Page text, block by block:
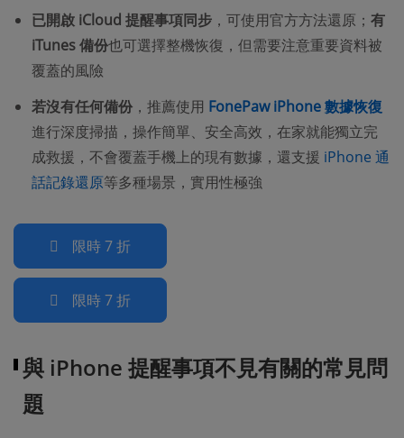
已開啟 iCloud 提醒事項同步 ，可使用官方方法還原； 有
iTunes 備份也可選擇整機恢復，但需要注意重要資料被
覆蓋的風險
若沒有任何備份 ，推薦使用 FonePaw iPhone 數據恢復
進行深度掃描，操作簡單、安全高效，在家就能獨立完
成救援，不會覆蓋手機上的現有數據，還支援 iPhone 通
話記錄還原等多種場景，實用性極強
限時 7 折
限時 7 折
與 iPhone 提醒事項不見有關的常見問
題